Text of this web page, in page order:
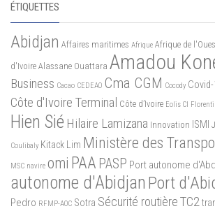
ÉTIQUETTES
Abidjan Affaires maritimes Afrique Afrique de
d'Ivoire Alassane Ouattara Amadou
Business Cacao CEDEAO Cma CGM Cocody
Côte d'Ivoire Terminal Côte d’Ivoire Eolis CI
Hien Sié Hilaire Lamizana Innovation ISMI
Coulibaly Kitack Lim Ministère des
MSC navire omi PAA PASP Port autonome
autonome d'Abidjan Port
Pedro RFMP-AOC Sotra Sécurité routièreTC2